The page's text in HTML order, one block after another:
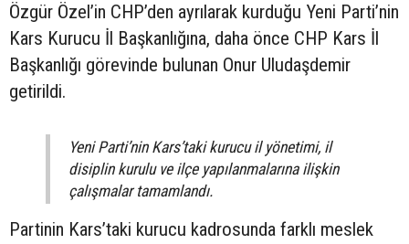
Özgür Özel’in CHP’den ayrılarak kurduğu Yeni Parti’nin
Kars Kurucu İl Başkanlığına, daha önce CHP Kars İl
Başkanlığı görevinde bulunan Onur Uludaşdemir
getirildi.
Yeni Parti’nin Kars’taki kurucu il yönetimi, il
disiplin kurulu ve ilçe yapılanmalarına ilişkin
çalışmalar tamamlandı.
Partinin Kars’taki kurucu kadrosunda farklı meslek